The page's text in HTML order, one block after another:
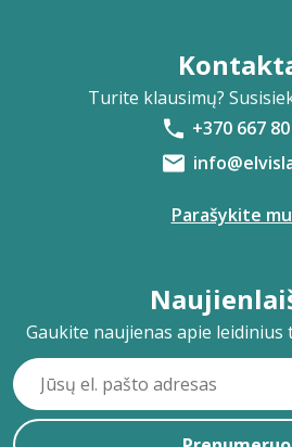
Turite klausimų?
+370 667 80
Parašykite
Gaukite naujienas apie leidinius